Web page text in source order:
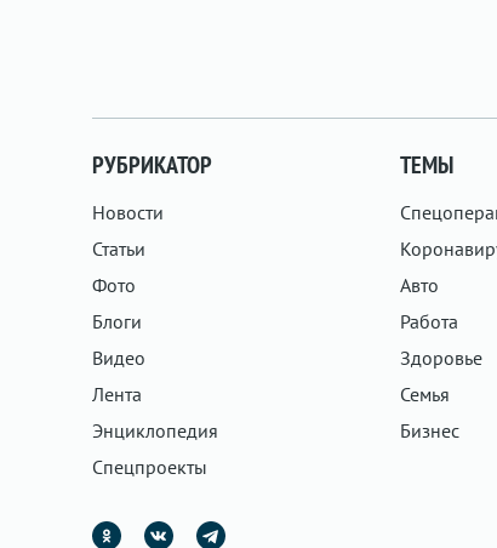
РУБРИКАТОР
Новости
Статьи
Фото
Блоги
Видео
Лента
Энциклопедия
Спецпроекты
ТЕМЫ
Авто
Работа
Здоровье
Семья
Бизнес